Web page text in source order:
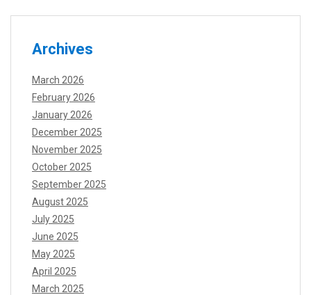
Archives
March 2026
February 2026
January 2026
December 2025
November 2025
October 2025
September 2025
August 2025
July 2025
June 2025
May 2025
April 2025
March 2025